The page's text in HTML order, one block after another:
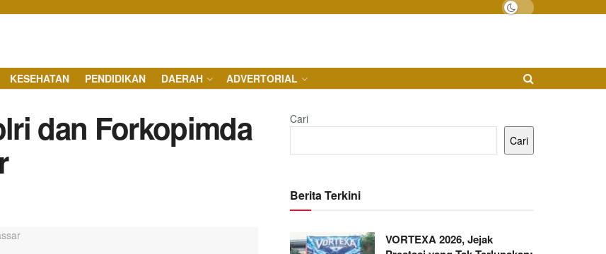
KESEHATAN PENDIDIKAN DAERAH ADVERTORIAL
dan Forkopimda
Cari
Cari
Berita Terkini
VORTEXA 2026, Jejak